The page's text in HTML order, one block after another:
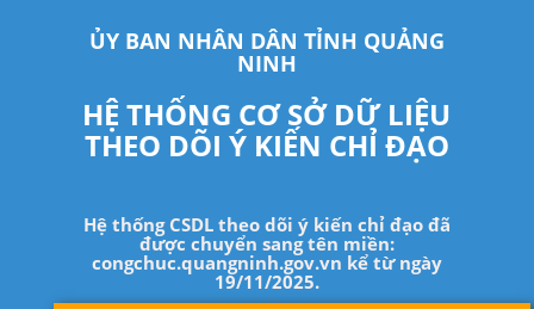
ỦY BAN NHÂN DÂN TỈNH QUẢNG
NINH
HỆ THỐNG CƠ SỞ DỮ LIỆU
THEO DÕI Ý KIẾN CHỈ ĐẠO
Hệ thống CSDL theo dõi ý kiến chỉ đạo đã
được chuyển sang tên miền:
congchuc.quangninh.gov.vn kể từ ngày
19/11/2025.